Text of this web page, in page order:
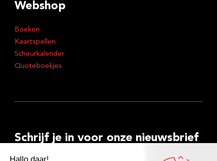
Webshop
Boeken
Kaartspellen
Scheurkalender
Quoteboekjes
Schrijf je in voor onze nieuwsbrief